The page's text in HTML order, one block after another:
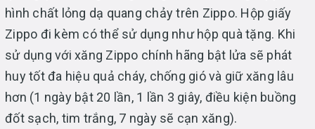
hình chất lỏng dạ quang chảy trên Zippo. Hộp giấy
Zippo đi kèm có thể sử dụng như hộp quà tặng. Khi
sử dụng với xăng Zippo chính hãng bật lửa sẽ phát
huy tốt đa hiệu quả cháy, chống gió và giữ xăng lâu
hơn (1 ngày bật 20 lần, 1 lần 3 giây, điều kiện buồng
đốt sạch, tim trắng, 7 ngày sẽ cạn xăng).